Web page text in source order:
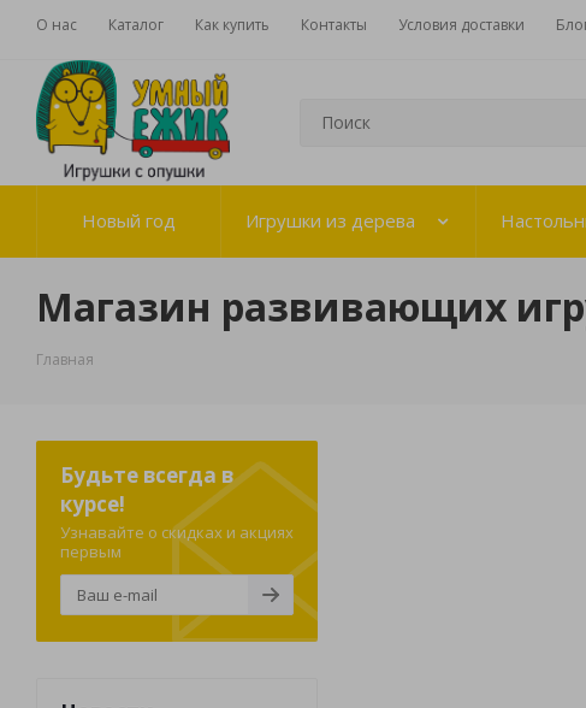
О нас Каталог Как купить Контакты Условия доставки
Новый год Игрушки из дерева
Магазин развивающих
Главная
Будьте всегда в
курсе!
Узнавайте о скидках и акциях
первым